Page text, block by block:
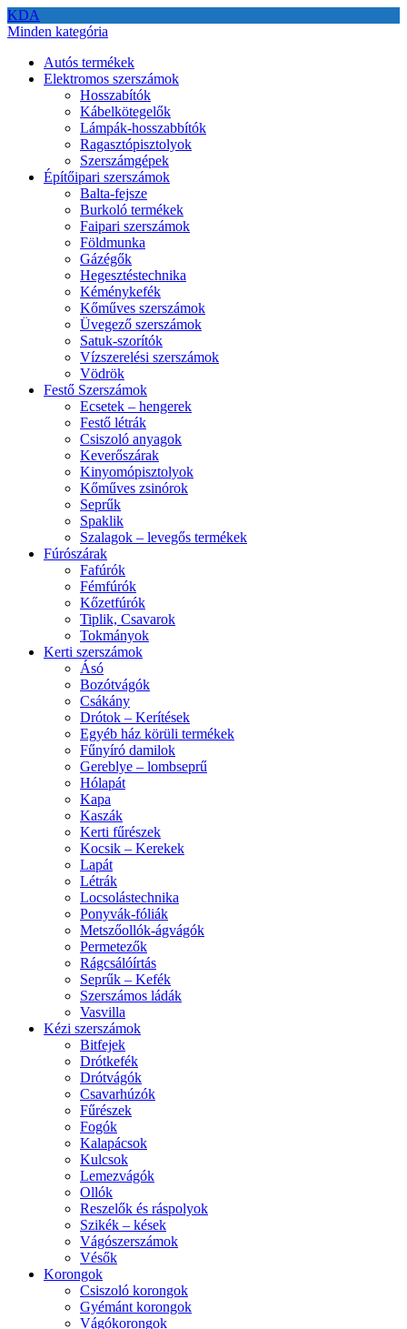
KDA
Minden kategória
Autós termékek
Elektromos szerszámok
Hosszabítók
Kábelkötegelők
Lámpák-hosszabbítók
Ragasztópisztolyok
Szerszámgépek
Építőipari szerszámok
Balta-fejsze
Burkoló termékek
Faipari szerszámok
Földmunka
Gázégők
Hegesztéstechnika
Kéménykefék
Kőműves szerszámok
Üvegező szerszámok
Satuk-szorítók
Vízszerelési szerszámok
Vödrök
Festő Szerszámok
Ecsetek – hengerek
Festő létrák
Csiszoló anyagok
Keverőszárak
Kinyomópisztolyok
Kőműves zsinórok
Seprűk
Spaklik
Szalagok – levegős termékek
Fúrószárak
Fafúrók
Fémfúrók
Kőzetfúrók
Tiplik, Csavarok
Tokmányok
Kerti szerszámok
Ásó
Bozótvágók
Csákány
Drótok – Kerítések
Egyéb ház körüli termékek
Fűnyíró damilok
Gereblye – lombseprű
Hólapát
Kapa
Kaszák
Kerti fűrészek
Kocsik – Kerekek
Lapát
Létrák
Locsolástechnika
Ponyvák-fóliák
Metszőollók-ágvágók
Permetezők
Rágcsálóírtás
Seprűk – Kefék
Szerszámos ládák
Vasvilla
Kézi szerszámok
Bitfejek
Drótkefék
Drótvágók
Csavarhúzók
Fűrészek
Fogók
Kalapácsok
Kulcsok
Lemezvágók
Ollók
Reszelők és ráspolyok
Szikék – kések
Vágószerszámok
Vésők
Korongok
Csiszoló korongok
Gyémánt korongok
Vágókorongok